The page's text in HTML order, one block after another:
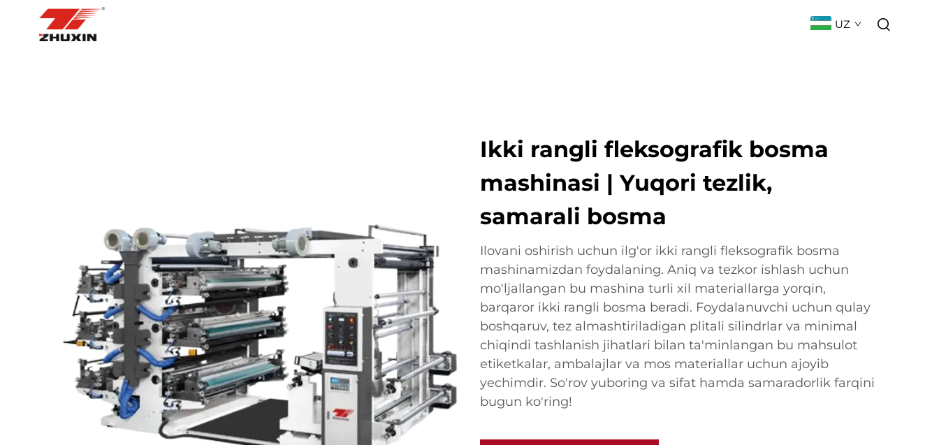
UZ
Ikki rangli fleksografik bosma
mashinasi | Yuqori tezlik,
samarali bosma
Ilovani oshirish uchun ilg'or ikki rangli fleksografik bosma
mashinamizdan foydalaning. Aniq va tezkor ishlash uchun
mo'ljallangan bu mashina turli xil materiallarga yorqin,
barqaror ikki rangli bosma beradi. Foydalanuvchi uchun qulay
boshqaruv, tez almashtiriladigan plitali silindrlar va minimal
chiqindi tashlanish jihatlari bilan ta'minlangan bu mahsulot
etiketkalar, ambalajlar va mos materiallar uchun ajoyib
yechimdir. So'rov yuboring va sifat hamda samaradorlik farqini
bugun ko'ring!